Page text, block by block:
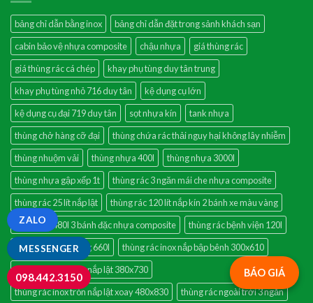
bảng chỉ dẫn bằng inox
bảng chỉ dẫn đặt trong sảnh khách sạn
cabin bảo vệ nhựa composite
chậu nhựa
giá thùng rác
giá thùng rác cá chép
khay phụ tùng duy tân trung
khay phụ tùng nhỏ 716 duy tân
kệ dụng cụ lớn
kệ dụng cụ đại 719 duy tân
sọt nhựa kín
tank nhựa
thùng chở hàng cỡ đại
thùng chứa rác thải nguy hại không lây nhiễm
thùng nhuộm vải
thùng nhựa 400l
thùng nhựa 3000l
thùng nhựa gập xếp 1t
thùng rác 3 ngăn mái che nhựa composite
thùng rác 25 lít nắp lật
thùng rác 120 lít nắp kín 2 bánh xe màu vàng
thùng rác 480l 3 bánh đặc nhựa composite
thùng rác bệnh viện 120l
thùng rác công cộng 660l
thùng rác inox nắp bập bênh 300x610
thùng rác inox tròn nắp lật 380x730
thùng rác inox tròn nắp lật xoay 480x830
thùng rác ngoài trời 3 ngăn
BÁO GIÁ
MESSENGER
ZALO
098.442.3150